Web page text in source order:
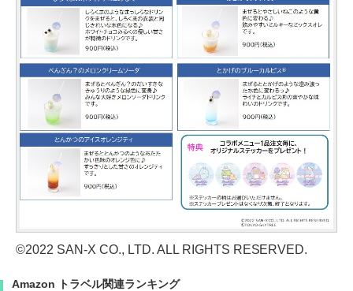
©2022 SAN-X CO., LTD. ALL RIGHTS RESERVED.
Amazon トラベル関連ランキング